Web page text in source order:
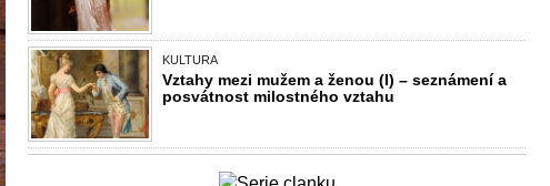
KULTURA
Vztahy mezi mužem a ženou (I) – seznámení a
posvátnost milostného vztahu